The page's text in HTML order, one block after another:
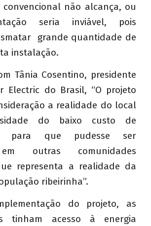
convencional não alcança, ou
seria inviável, pois
grande quantidade de
instalação.
Tânia Cosentino, presidente
Electric do Brasil, “O projeto
a realidade do local
do baixo custo de
para que pudesse ser
outras comunidades
representa a realidade da
ribeirinha”.
do projeto, as
tinham acesso à energia